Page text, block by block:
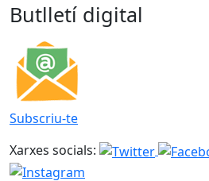
Butlletí digital
Subscriu-te
Xarxes socials: